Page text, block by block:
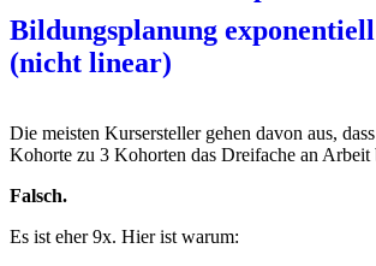
Bildungsplanung
(nicht linear)
Die meisten Kursersteller gehen davon aus,
Kohorte zu 3 Kohorten das Dreifache an Arbeit
Falsch.
Es ist eher 9x. Hier ist warum: